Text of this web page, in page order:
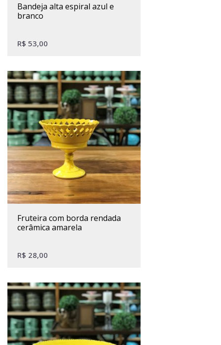
bandeja alta espiral azul e
branco
R$ 53,00
fruteira com borda rendada
cerâmica amarela
R$ 28,00